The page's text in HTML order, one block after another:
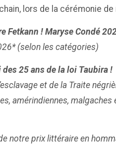
lors de la cérémonie
Fetkann ! Maryse Condé
(selon les catégories)
25 ans de la loi Taubira !
et de la Traite
amérindiennes,
notre prix littéraire en